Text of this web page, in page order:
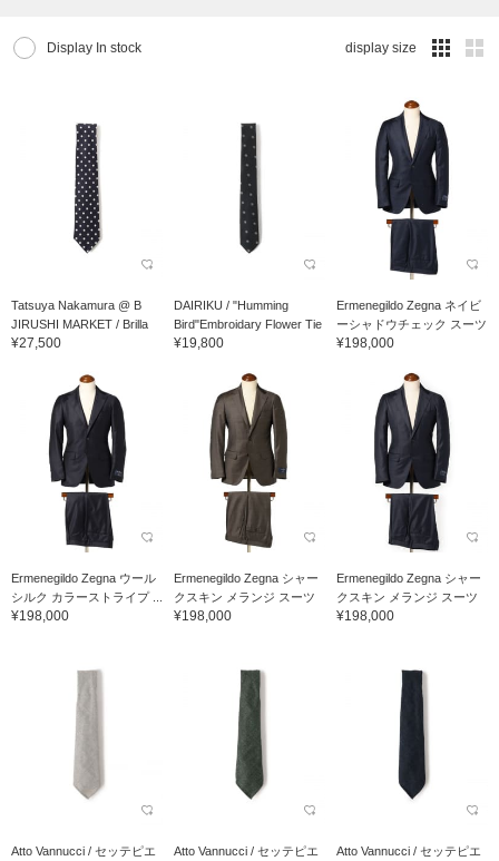
Display In stock display size
Tatsuya Nakamura @ B
JIRUSHI MARKET / Brilla
per il gusto 7PIEGE...
¥27,500
DAIRIKU / "Humming
Bird"Embroidary Flower Tie
¥19,800
Ermenegildo Zegna ネイビ
ーシャドウチェック スーツ
¥198,000
Ermenegildo Zegna ウール
シルク カラーストライプ ...
¥198,000
Ermenegildo Zegna シャー
クスキン メランジ スーツ
¥198,000
Ermenegildo Zegna シャー
クスキン メランジ スーツ
¥198,000
Atto Vannucci / セッテピエ
Atto Vannucci / セッテピエ
Atto Vannucci / セッテピエ